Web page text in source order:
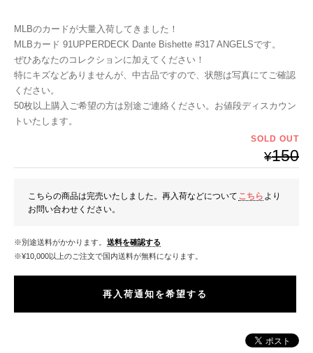
MLBのカードが大量入荷してきました！
MLBカード 91UPPERDECK Dante Bishette #317 ANGELSです。
ぜひあなたのコレクションに加えてください！
特にキズなどありませんが、中古品ですので、状態は写真にてご確認
ください。
50枚以上購入ご希望の方は別途ご連絡ください。お値段ディスカウン
トいたします。
SOLD OUT
¥150
こちらの商品は完売いたしました。再入荷などについて こちら より
お問い合わせください。
※別途送料がかかります。 送料を確認する
※¥10,000以上のご注文で国内送料が無料になります。
再入荷通知を希望する